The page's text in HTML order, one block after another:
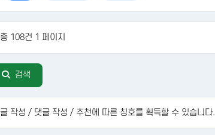
총 108건 1 페이지
검색
글 작성 / 댓글 작성 / 추천에 따른 칭호를 획득할 수 있습니다.